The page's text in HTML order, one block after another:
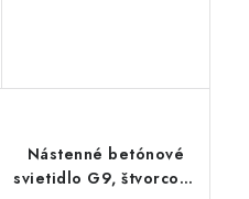
Nástenné betónové
svietidlo G9, štvorcové